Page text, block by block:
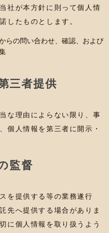
社が本方針に則って個人情
したものとします。
らの問い合わせ、確認、および
三者提供
な理由によらない限り、事
個人情報を第三者に開示・
監督
を提供する等の業務遂行
先へ提供する場合がありま
に個人情報を取り扱うよう